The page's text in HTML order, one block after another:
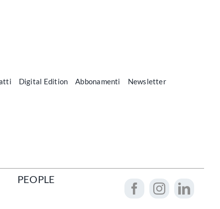
Digital Edition Abbonamenti Newsletter
PEOPLE